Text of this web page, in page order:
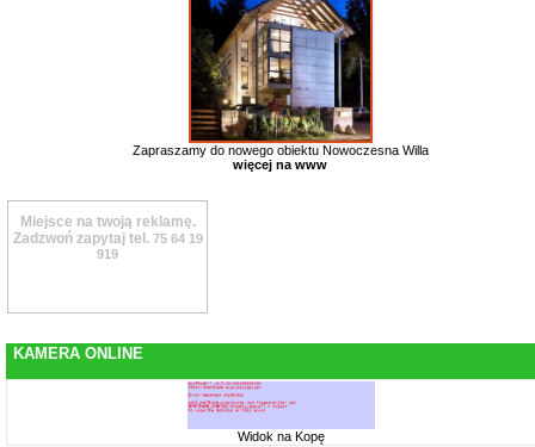
Zapraszamy do nowego obiektu Nowoczesna Willa
więcej na www
Miejsce na twoją reklamę.
Zadzwoń zapytaj tel. 75 64 19
919
KAMERA ONLINE
Widok na Kopę